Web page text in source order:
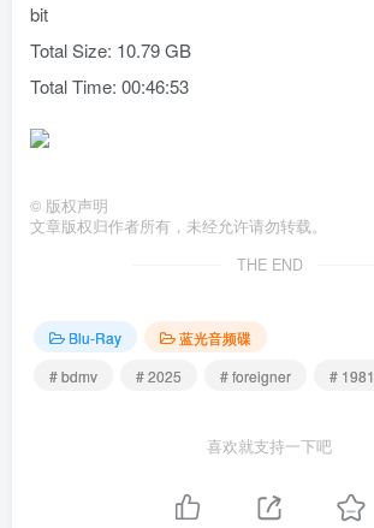
bit
Total Size: 10.79 GB
Total Time: 00:46:53
© 版权声明
文章版权归作者所有，未经允许请勿转载。
THE END
Blu-Ray
蓝光音频碟
# bdmv
# 2025 # foreigner # 1981
喜欢就支持一下吧